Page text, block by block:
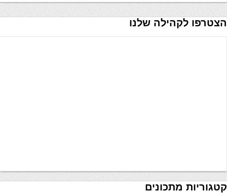
לכתיבה.
הצטרפו לקהילה שלנו
קטגוריות מתכונים